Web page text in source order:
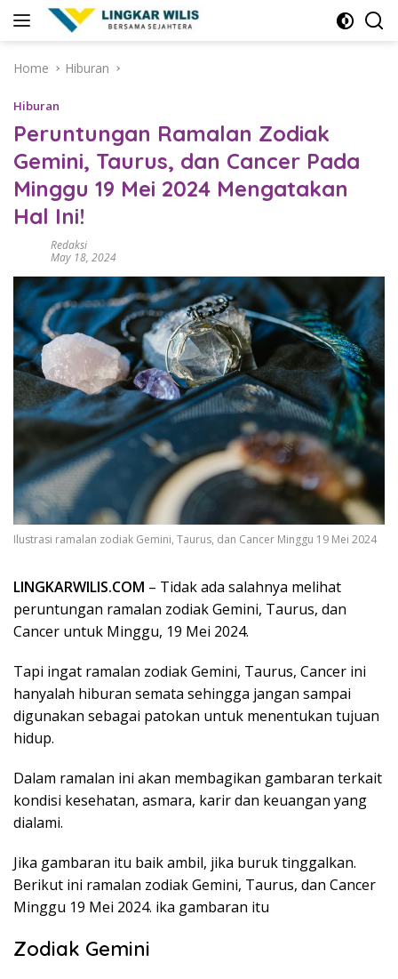
Home
Hiburan
Hiburan
Peruntungan Ramalan Zodiak
Gemini, Taurus, dan Cancer Pada
Minggu 19 Mei 2024 Mengatakan
Hal Ini!
Redaksi
May 18, 2024
Ilustrasi ramalan zodiak Gemini, Taurus, dan Cancer Minggu 19 Mei 2024
LINGKARWILIS.COM – Tidak ada salahnya melihat
peruntungan ramalan zodiak Gemini, Taurus, dan
Cancer untuk Minggu, 19 Mei 2024.
Tapi ingat ramalan zodiak Gemini, Taurus, Cancer ini
hanyalah hiburan semata sehingga jangan sampai
digunakan sebagai patokan untuk menentukan tujuan
hidup.
Dalam ramalan ini akan membagikan gambaran terkait
kondisi kesehatan, asmara, karir dan keuangan yang
dialami.
Jika gambaran itu baik ambil, jika buruk tinggalkan.
Berikut ini ramalan zodiak Gemini, Taurus, dan Cancer
Minggu 19 Mei 2024. ika gambaran itu
Zodiak Gemini